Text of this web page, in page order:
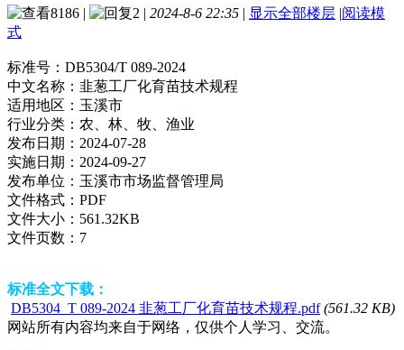
8186 | 2 | 2024-8-6 22:35 | 显示全部楼层 |阅读模
式
标准号： DB5304/T 089-2024
中文名称： 韭葱工厂化育苗技术规程
适用地区： 玉溪市
行业分类： 农、林、牧、渔业
发布日期： 2024-07-28
实施日期： 2024-09-27
发布单位： 玉溪市市场监督管理局
文件格式： PDF
文件大小： 561.32KB
文件页数： 7
标准全文下载：
DB5304_T 089-2024 韭葱工厂化育苗技术规程.pdf (561.32 KB)
网站所有内容均来自于网络，仅供个人学习、交流。